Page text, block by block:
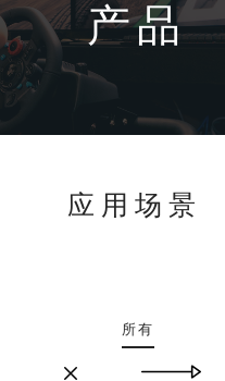
产品
应用场景
所有